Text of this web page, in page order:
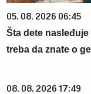
05. 08. 2026 06:45
Šta dete
treba da znate o
08. 08. 2026 17:49